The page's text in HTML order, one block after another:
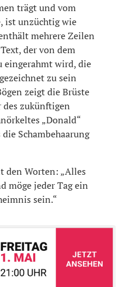
trägt und vom
ist unzüchtig wie
mehrere Zeilen
der von dem
eingerahmt wird, die
zu sein
zeigt die Brüste
des zukünftigen
„Donald“
Schambehaarung
den Worten: „Alles
möge jeder Tag ein
sein.“